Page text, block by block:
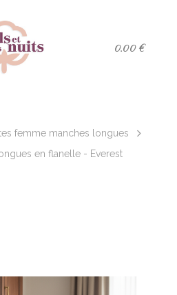
0.00 €
femme manches longues
en flanelle - Everest